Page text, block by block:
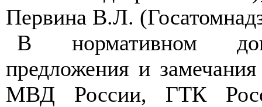
Первина В.Л.
В нормативном
предложения и
МВД России, ГТК